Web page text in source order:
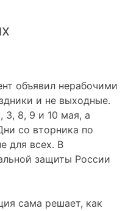
объявил нерабочими
и не выходные.
3, 8, 9 и 10 мая, а
со вторника по
для всех. В
защиты России
сама решает, как